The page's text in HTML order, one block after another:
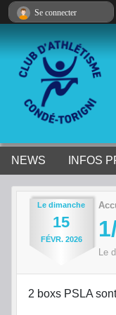
NEWS INFOS
Le dimanche
15
FÉVR. 2026
Le
2 boxs PSLA
Se connecter
Panneau de gestion